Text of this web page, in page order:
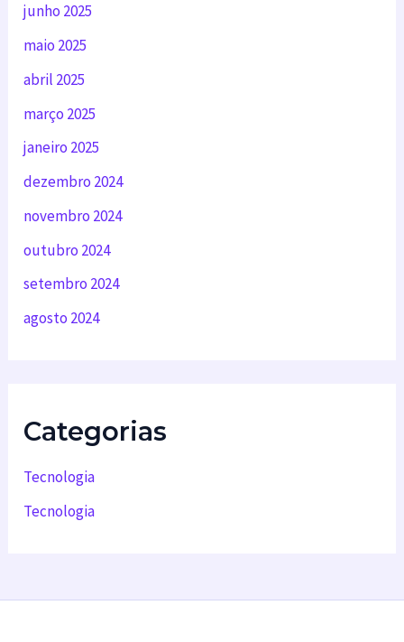
junho 2025
maio 2025
abril 2025
março 2025
janeiro 2025
dezembro 2024
novembro 2024
outubro 2024
setembro 2024
agosto 2024
Categorias
Tecnologia
Tecnologia